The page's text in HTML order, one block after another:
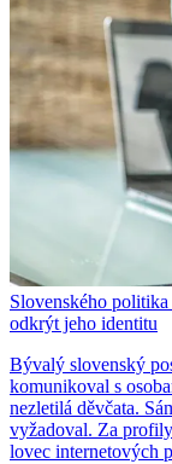
Slovenského
odkrýt jeho identitu
Bývalý slovenský
komunikoval s
nezletilá děvčata.
vyžadoval. Za
lovec internetových